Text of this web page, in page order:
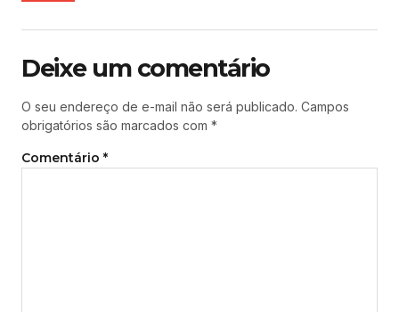
Deixe um comentário
O seu endereço de e-mail não será publicado. Campos
obrigatórios são marcados com *
Comentário *